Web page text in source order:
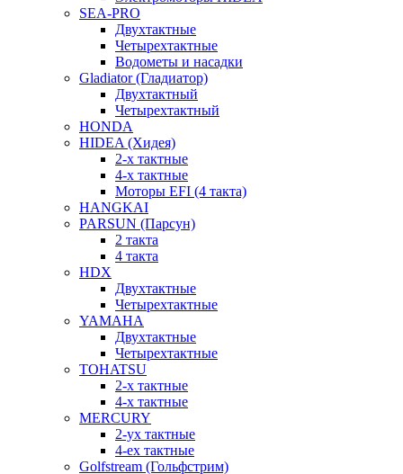
SEA-PRO
Двухтактные
Четырехтактные
Водометы и насадки
Gladiator (Гладиатор)
Двухтактный
Четырехтактный
HONDA
HIDEA (Хидея)
2-х тактные
4-х тактные
Моторы EFI (4 такта)
HANGKAI
PARSUN (Парсун)
2 такта
4 такта
HDX
Двухтактные
Четырехтактные
YAMAHA
Двухтактные
Четырехтактные
TOHATSU
2-х тактные
4-х тактные
MERCURY
2-ух тактные
4-ех тактные
Golfstream (Гольфстрим)